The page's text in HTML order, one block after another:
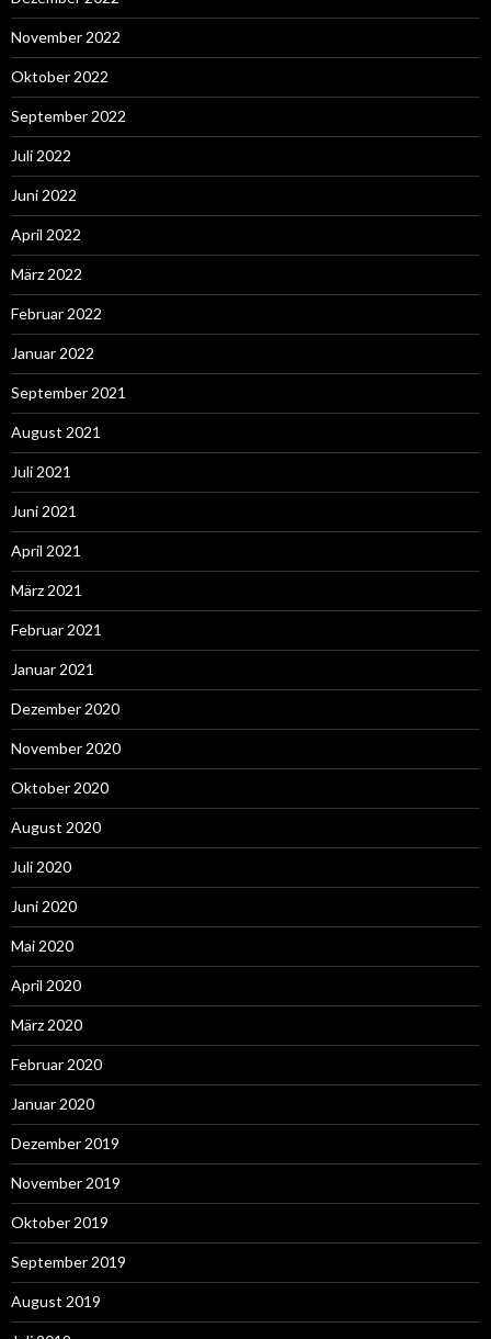
November 2022
Oktober 2022
September 2022
Juli 2022
Juni 2022
April 2022
März 2022
Februar 2022
Januar 2022
September 2021
August 2021
Juli 2021
Juni 2021
April 2021
März 2021
Februar 2021
Januar 2021
Dezember 2020
November 2020
Oktober 2020
August 2020
Juli 2020
Juni 2020
Mai 2020
April 2020
März 2020
Februar 2020
Januar 2020
Dezember 2019
November 2019
Oktober 2019
September 2019
August 2019